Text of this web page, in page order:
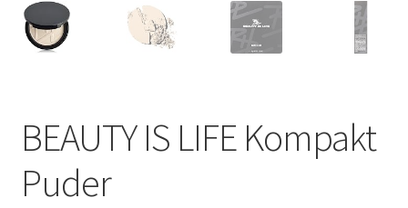
BEAUTY IS LIFE Kompakt
Puder